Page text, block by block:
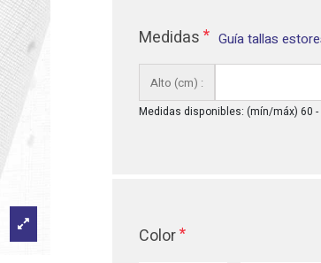
Medidas * Guía tallas
Alto (cm) :
Medidas disponibles: (mín/máx) 60 -
Color*